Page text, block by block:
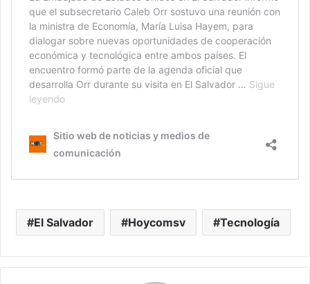
El Salvador Hoycomsv Tecnología